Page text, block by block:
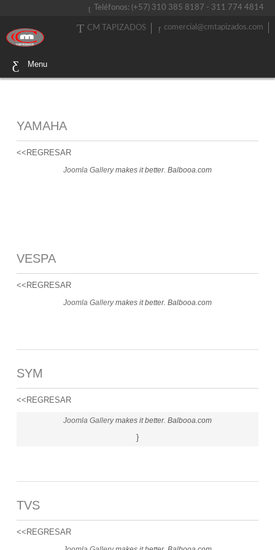
Teléfonos: (+57) 310 385 8187 - 311 774 4814
comercial@cmtapizados.com
CM TAPIZADOS
Menu
YAMAHA
<<REGRESAR
Joomla Gallerymakes it better. Balbooa.com
VESPA
<<REGRESAR
Joomla Gallerymakes it better. Balbooa.com
SYM
<<REGRESAR
Joomla Gallerymakes it better. Balbooa.com
}
TVS
<<REGRESAR